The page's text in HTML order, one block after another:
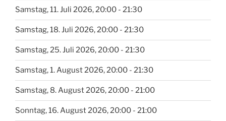
Samstag, 11. Juli 2026, 20:00 - 21:30
Samstag, 18. Juli 2026, 20:00 - 21:30
Samstag, 25. Juli 2026, 20:00 - 21:30
Samstag, 1. August 2026, 20:00 - 21:30
Samstag, 8. August 2026, 20:00 - 21:00
Sonntag, 16. August 2026, 20:00 - 21:00